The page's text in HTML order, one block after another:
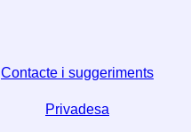
Contacte i suggeriments
Privadesa